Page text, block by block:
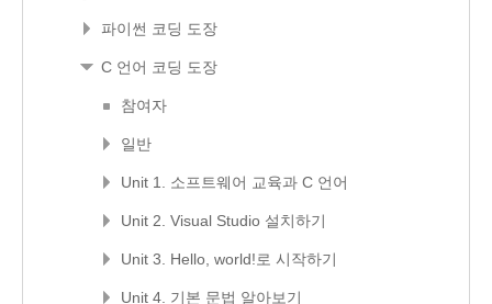
파이썬 코딩 도장
C 언어 코딩 도장
참여자
일반
Unit 1. 소프트웨어 교육과 C 언어
Unit 2. Visual Studio 설치하기
Unit 3. Hello, world!로 시작하기
Unit 4. 기본 문법 알아보기